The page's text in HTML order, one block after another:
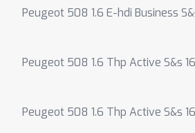
Peugeot 508 1.6 E-hdi Business
Peugeot 508 1.6 Thp Active S&s
Peugeot 508 1.6 Thp Active S&s